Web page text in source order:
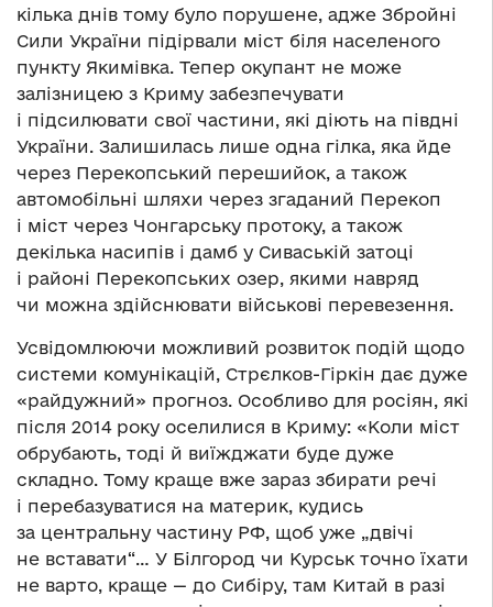
кілька днів тому було порушене, адже Збройні
Сили України підірвали міст біля населеного
пункту Якимівка. Тепер окупант не може
залізницею з Криму забезпечувати
і підсилювати свої частини, які діють на півдні
України. Залишилась лише одна гілка, яка йде
через Перекопський перешийок, а також
автомобільні шляхи через згаданий Перекоп
і міст через Чонгарську протоку, а також
декілька насипів і дамб у Сиваській затоці
і районі Перекопських озер, якими навряд
чи можна здійснювати військові перевезення.
Усвідомлюючи можливий розвиток подій щодо
системи комунікацій, Стрєлков-Гіркін дає дуже
«райдужний» прогноз. Особливо для росіян, які
після 2014 року оселилися в Криму: «Коли міст
обрубають, тоді й виїжджати буде дуже
складно. Тому краще вже зараз збирати речі
і перебазуватися на материк, кудись
за центральну частину РФ, щоб уже „двічі
не вставати“… У Білгород чи Курськ точно їхати
не варто, краще — до Сибіру, там Китай в разі